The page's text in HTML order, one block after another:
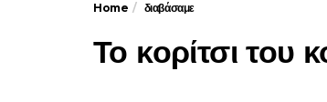
Home διαβάσαμε
Το κορίτσι του